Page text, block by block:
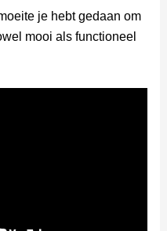
je hebt gedaan om
mooi als functioneel